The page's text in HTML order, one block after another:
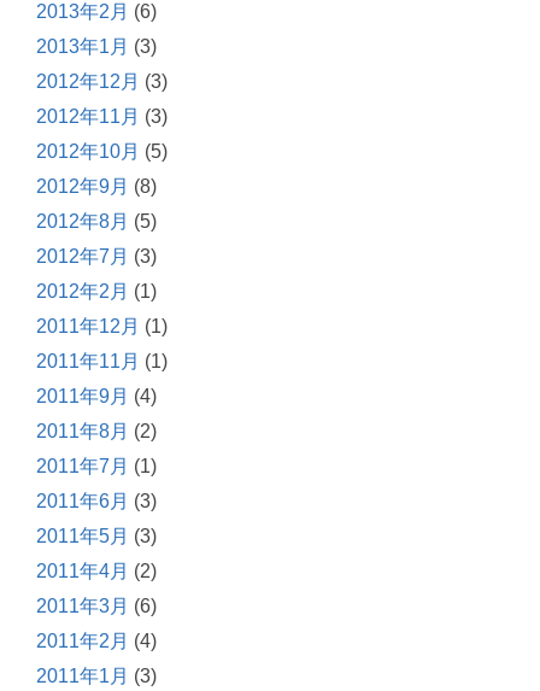
2013年2月 (6)
2013年1月 (3)
2012年12月 (3)
2012年11月 (3)
2012年10月 (5)
2012年9月 (8)
2012年8月 (5)
2012年7月 (3)
2012年2月 (1)
2011年12月 (1)
2011年11月 (1)
2011年9月 (4)
2011年8月 (2)
2011年7月 (1)
2011年6月 (3)
2011年5月 (3)
2011年4月 (2)
2011年3月 (6)
2011年2月 (4)
2011年1月 (3)